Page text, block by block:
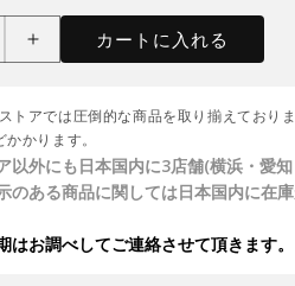
カートに入れる
かります。
以外にも日本国内に3店舗(横浜・愛
のある商品に関しては日本国内に在
はお調べしてご連絡させて頂きます。